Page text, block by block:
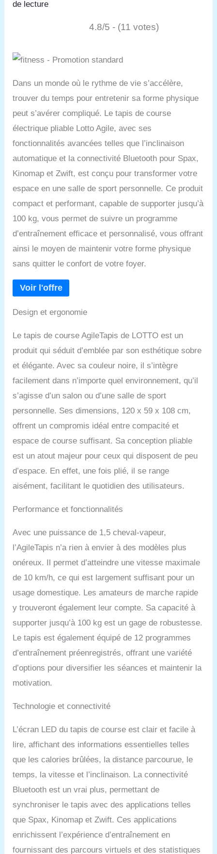
de lecture
4.8/5 - (11 votes)
Dans un monde où le rythme de vie s’accélère,
trouver du temps pour entretenir sa forme physique
peut s’avérer compliqué. Le tapis de course
électrique pliable Lotto Agile, avec ses
fonctionnalités avancées telles que l’inclinaison
automatique et la connectivité Bluetooth pour Spax,
Kinomap et Zwift, est conçu pour transformer votre
espace en une salle de sport personnelle. Ce produit
compact et performant, capable de supporter jusqu’à
100 kg, vous permet de suivre un programme
d’entraînement efficace et personnalisé, vous offrant
ainsi le moyen de maintenir votre forme physique
sans quitter le confort de votre foyer.
Design et ergonomie
Le tapis de course AgileTapis de LOTTO est un
produit qui séduit d’emblée par son esthétique sobre
et élégante. Avec sa couleur noire, il s’intègre
facilement dans n’importe quel environnement, qu’il
s’agisse d’un salon ou d’une salle de sport
personnelle. Ses dimensions, 120 x 59 x 108 cm,
offrent un compromis idéal entre compacité et
espace de course suffisant. Sa conception pliable
est un atout majeur pour ceux qui disposent de peu
d’espace. En effet, une fois plié, il se range
aisément, facilitant le quotidien des utilisateurs.
Performance et fonctionnalités
Avec une puissance de 1,5 cheval-vapeur,
l’AgileTapis n’a rien à envier à des modèles plus
onéreux. Il permet d’atteindre une vitesse maximale
de 10 km/h, ce qui est largement suffisant pour un
usage domestique. Les amateurs de marche rapide
y trouveront également leur compte. Sa capacité à
supporter jusqu’à 100 kg est un gage de robustesse.
Le tapis est également équipé de 12 programmes
d’entraînement préenregistrés, offrant une variété
d’options pour diversifier les séances et maintenir la
motivation.
Technologie et connectivité
L’écran LED du tapis de course est clair et facile à
lire, affichant des informations essentielles telles
que les calories brûlées, la distance parcourue, le
temps, la vitesse et l’inclinaison. La connectivité
Bluetooth est un vrai plus, permettant de
synchroniser le tapis avec des applications telles
que Spax, Kinomap et Zwift. Ces applications
enrichissent l’expérience d’entraînement en
fournissant des parcours virtuels et des statistiques